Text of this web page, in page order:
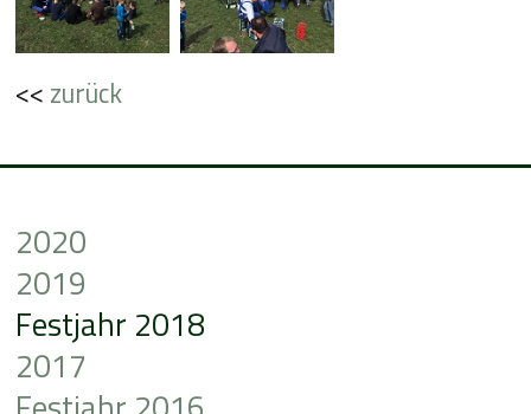
<< zurück
2020
2019
Festjahr 2018
2017